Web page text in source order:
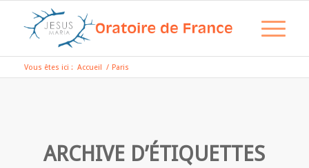
Vous êtes ici : Accueil / Paris
ARCHIVE D’ÉTIQUETTES